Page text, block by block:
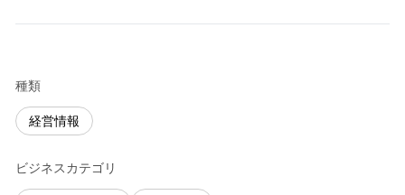
種類
経営情報
ビジネスカテゴリ